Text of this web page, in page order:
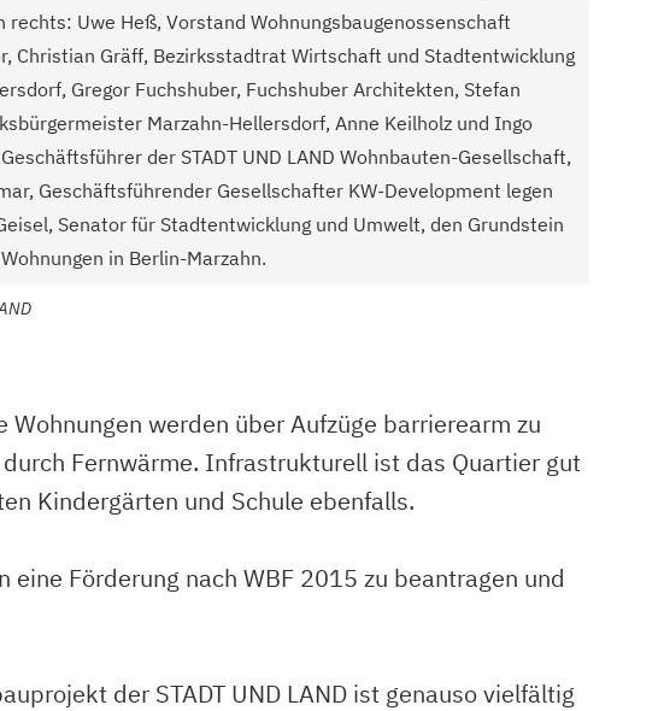
rechts: Uwe Heß, Vorstand Wohnungsbaugenossenschaft
Christian Gräff, Bezirksstadtrat Wirtschaft und Stadtentwicklung
Gregor Fuchshuber, Fuchshuber Architekten, Stefan
Marzahn-Hellersdorf, Anne Keilholz und Ingo
der STADT UND LAND Wohnbauten-Gesellschaft,
Geschäftsführender Gesellschafter KW-Development legen
Senator für Stadtentwicklung und Umwelt, den Grundstein
in Berlin-Marzahn.
werden über Aufzüge barrierearm zu
Fernwärme. Infrastrukturell ist das Quartier gut
Kindergärten und Schule ebenfalls.
Förderung nach WBF 2015 zu beantragen und
der STADT UND LAND ist genauso vielfältig